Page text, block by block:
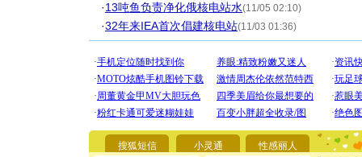
·13吨鱼负责净化俄核电站水(11/05 02:10)
·32年来IEA首次倡建核电站(11/03 01:36)
搜狐短信 小灵通 性感丽人
你太多，
要平安！